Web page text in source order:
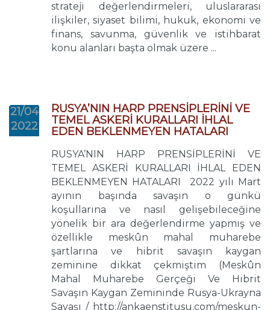
strateji değerlendirmeleri, uluslararası
ilişkiler, siyaset bilimi, hukuk, ekonomi ve
finans, savunma, güvenlik ve istihbarat
konu alanları başta olmak üzere ...
21/04
2022
RUSYA’NIN HARP PRENSİPLERİNİ VE
TEMEL ASKERİ KURALLARI İHLAL
EDEN BEKLENMEYEN HATALARI
RUSYA’NIN HARP PRENSİPLERİNİ VE
TEMEL ASKERİ KURALLARI İHLAL EDEN
BEKLENMEYEN HATALARI 2022 yılı Mart
ayının başında savaşın o günkü
koşullarına ve nasıl gelişebileceğine
yönelik bir ara değerlendirme yapmış ve
özellikle meskûn mahal muharebe
şartlarına ve hibrit savaşın kaygan
zeminine dikkat çekmiştim (Meskûn
Mahal Muharebe Gerçeği Ve Hibrit
Savaşın Kaygan Zemininde Rusya-Ukrayna
Savaşı / http://ankaenstitusu.com/meskun-